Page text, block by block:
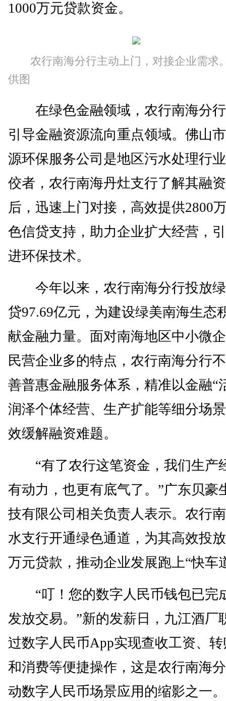
1000万元贷款资金。
农行南海分行主动上门，对接企业需求
供图
在绿色金融领域，农行南海分
引导金融资源流向重点领域。佛山
源环保服务公司是地区污水处理行
佼者，农行南海丹灶支行了解其融
后，迅速上门对接，高效提供2800
色信贷支持，助力企业扩大经营，
进环保技术。
今年以来，农行南海分行投放
贷97.69亿元，为建设绿美南海生态
献金融力量。面对南海地区中小微
民营企业多的特点，农行南海分行
善普惠金融服务体系，精准以金融“
润泽个体经营、生产扩能等细分场
效缓解融资难题。
“有了农行这笔资金，我们生产
有动力，也更有底气了。”广东贝豪
技有限公司相关负责人表示。农行
水支行开通绿色通道，为其高效投
万元贷款，推动企业发展跑上“快车
“叮！您的数字人民币钱包已完
发放交易。”新的发薪日，九江酒厂
过数字人民币App实现查收工资、
和消费等便捷操作，这是农行南海
动数字人民币场景应用的缩影之一